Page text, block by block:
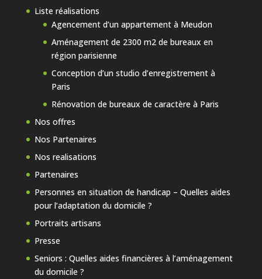
Liste réalisations
Agencement d’un appartement à Meudon
Aménagement de 2300 m2 de bureaux en
région parisienne
Conception d’un studio d’enregistrement à
Paris
Rénovation de bureaux de caractère à Paris
Nos offres
Nos Partenaires
Nos realisations
Partenaires
Personnes en situation de handicap – Quelles aides
pour l’adaptation du domicile ?
Portraits artisans
Presse
Seniors : Quelles aides financières à l’aménagement
du domicile ?